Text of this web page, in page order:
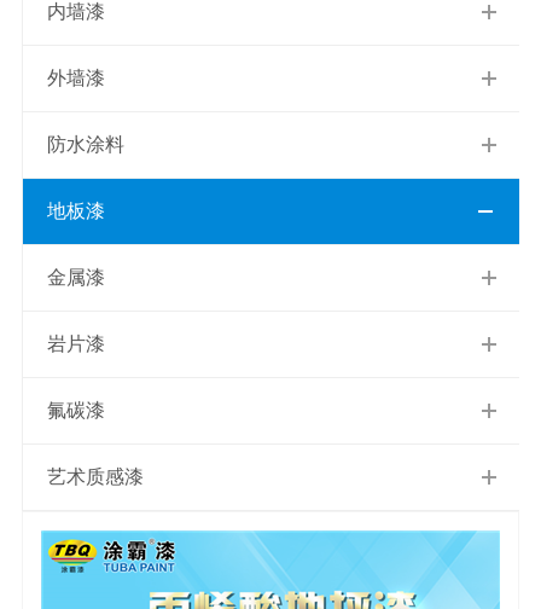
内墙漆
外墙漆
防水涂料
地板漆
金属漆
岩片漆
氟碳漆
艺术质感漆